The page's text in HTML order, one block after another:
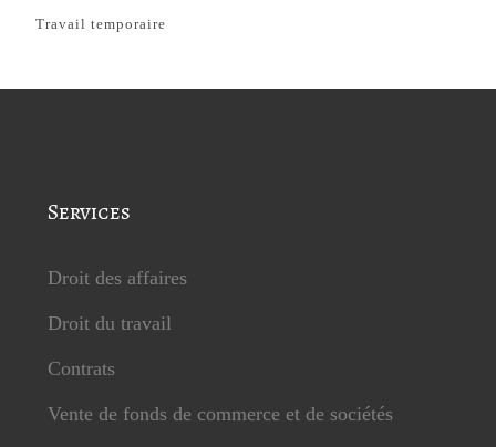
Travail temporaire
Services
Droit des affaires
Droit du travail
Contrats
Vente de fonds de commerce et de sociétés